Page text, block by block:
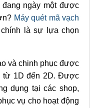
ngày một được
Máy quét mã vạch
là sự lựa chọn
và chinh phục được
từ 1D đến 2D. Được
dụng tại các shop,
vụ cho hoạt động